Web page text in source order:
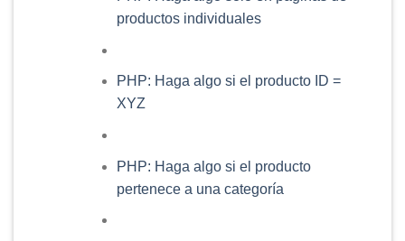
productos individuales
PHP: Haga algo si el producto ID =
XYZ
PHP: Haga algo si el producto
pertenece a una categoría